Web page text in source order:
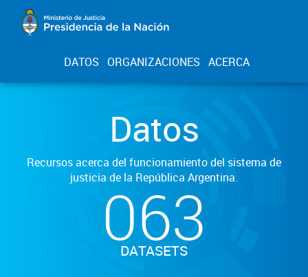
DATOS ORGANIZACIONES ACERCA
Datos
Recursos acerca del funcionamiento del sistema de
justicia de la República Argentina.
063
DATASETS